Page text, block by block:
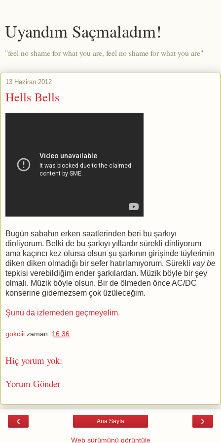
Uyandım Saçmaladım!
"feel no shame for what you are, feel no shame for what you are"
13 Haziran 2012
Hells Bells
Bugün sabahın erken saatlerinden beri bu şarkıyı
dinliyorum. Belki de bu şarkıyı yıllardır sürekli dinliyorum
ama kaçıncı kez olursa olsun şu şarkının girişinde tüylerimin
diken diken olmadığı bir sefer hatırlamıyorum. Sürekli vay be
tepkisi verebildiğim ender şarkılardan. Müzik böyle bir şey
olmalı. Müzik böyle olsun. Bir de ölmeden önce AC/DC
konserine gidemezsem çok üzüleceğim.
Şunu da izlemeden geçmeyelim.
gokciii zaman: 16:36
Hiç yorum yok:
Yorum Gönder
‹ ›
Ana Sayfa
Web sürümünü görüntüle